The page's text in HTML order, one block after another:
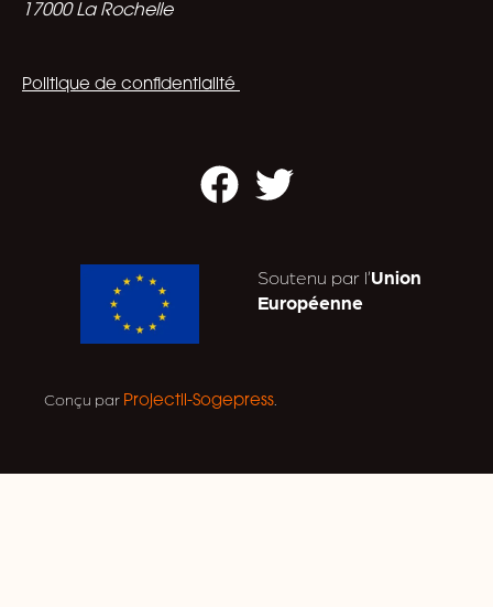
17000 La Rochelle
Politique de confidentialité
Facebook
Twitter
Soutenu par l’Union
Européenne
Conçu par Projectil-Sogepress